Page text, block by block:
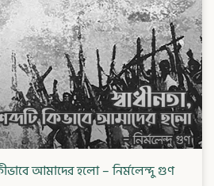
আমাদের হলো – নির্মলেন্দু গুণ